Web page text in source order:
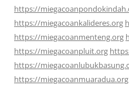
https://
https://miegacoankalideres.org
https://miegacoanmenteng.org
https://miegacoanpluit.org
https://
https://miegacoanmuaradua.org